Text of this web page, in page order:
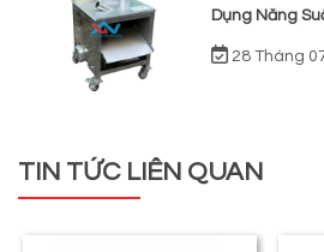
Dụng Năng
28 Tháng
TIN TỨC LIÊN QUAN